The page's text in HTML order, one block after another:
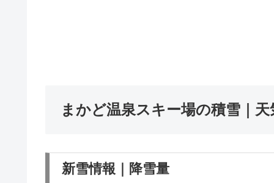
まかど温泉スキー場の積雪｜天
新雪情報｜降雪量